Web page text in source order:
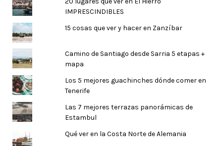
IMPRESCINDIBLES
15 cosas que ver y hacer en Zanzíbar
Camino de Santiago desde Sarria 5 etapas +
mapa
Los 5 mejores guachinches dónde comer en
Tenerife
Las 7 mejores terrazas panorámicas de
Estambul
Qué ver en la Costa Norte de Alemania